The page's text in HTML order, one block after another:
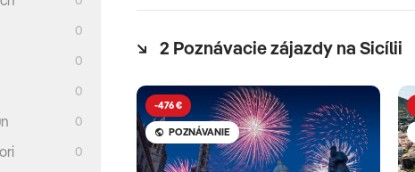
2 Poznávacie zájazdy na Sicílii
-476 €
POZNÁVANIE
0
0
0
0
0